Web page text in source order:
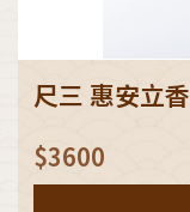
尺三 惠安立香
$3600